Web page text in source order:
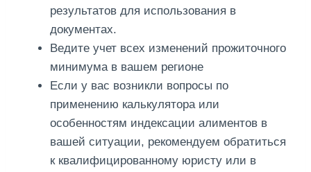
результатов для использования в
документах.
Ведите учет всех изменений прожиточного
минимума в вашем регионе
Если у вас возникли вопросы по
применению калькулятора или
особенностям индексации алиментов в
вашей ситуации, рекомендуем обратиться
к квалифицированному юристу или в